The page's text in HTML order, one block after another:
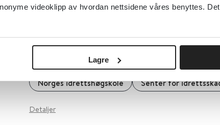
videoklipp av hvordan nettsidene våres benyttes.
Lagre
Akuttskadebehandling av ankelskader
Norges idrettshøgskole Senter for
Detaljer